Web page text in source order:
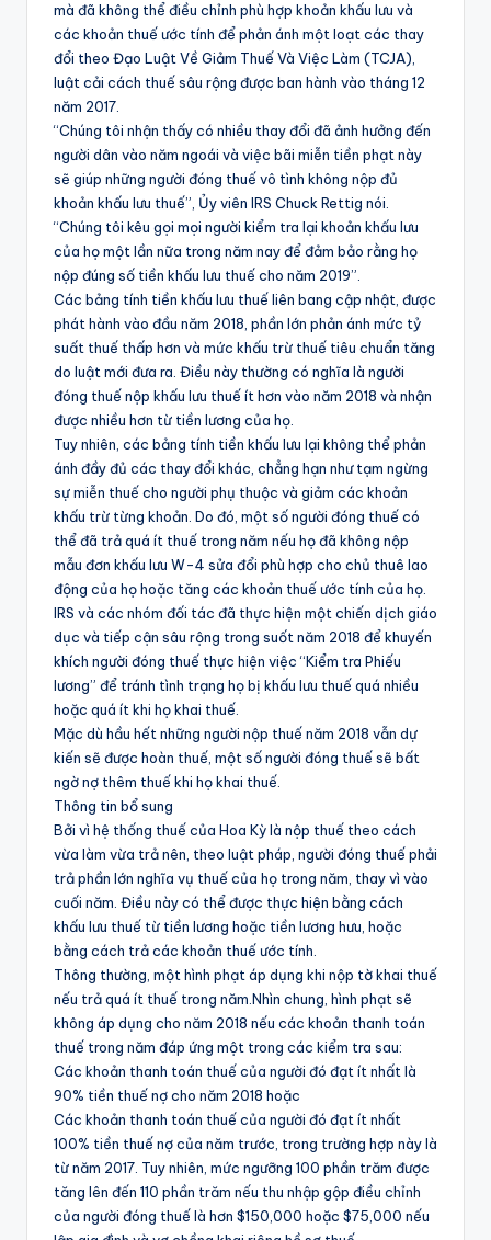
mà đã không thể điều chỉnh phù hợp khoản khấu lưu và
các khoản thuế ước tính để phản ánh một loạt các thay
đổi theo Đạo Luật Về Giảm Thuế Và Việc Làm (TCJA),
luật cải cách thuế sâu rộng được ban hành vào tháng 12
năm 2017.
“Chúng tôi nhận thấy có nhiều thay đổi đã ảnh hưởng đến
người dân vào năm ngoái và việc bãi miễn tiền phạt này
sẽ giúp những người đóng thuế vô tình không nộp đủ
khoản khấu lưu thuế”, Ủy viên IRS Chuck Rettig nói.
“Chúng tôi kêu gọi mọi người kiểm tra lại khoản khấu lưu
của họ một lần nữa trong năm nay để đảm bảo rằng họ
nộp đúng số tiền khấu lưu thuế cho năm 2019”.
Các bảng tính tiền khấu lưu thuế liên bang cập nhật, được
phát hành vào đầu năm 2018, phần lớn phản ánh mức tỷ
suất thuế thấp hơn và mức khấu trừ thuế tiêu chuẩn tăng
do luật mới đưa ra. Điều này thường có nghĩa là người
đóng thuế nộp khấu lưu thuế ít hơn vào năm 2018 và nhận
được nhiều hơn từ tiền lương của họ.
Tuy nhiên, các bảng tính tiền khấu lưu lại không thể phản
ánh đầy đủ các thay đổi khác, chẳng hạn như tạm ngừng
sự miễn thuế cho người phụ thuộc và giảm các khoản
khấu trừ từng khoản. Do đó, một số người đóng thuế có
thể đã trả quá ít thuế trong năm nếu họ đã không nộp
mẫu đơn khấu lưu W-4 sửa đổi phù hợp cho chủ thuê lao
động của họ hoặc tăng các khoản thuế ước tính của họ.
IRS và các nhóm đối tác đã thực hiện một chiến dịch giáo
dục và tiếp cận sâu rộng trong suốt năm 2018 để khuyến
khích người đóng thuế thực hiện việc “Kiểm tra Phiếu
lương” để tránh tình trạng họ bị khấu lưu thuế quá nhiều
hoặc quá ít khi họ khai thuế.
Mặc dù hầu hết những người nộp thuế năm 2018 vẫn dự
kiến sẽ được hoàn thuế, một số người đóng thuế sẽ bất
ngờ nợ thêm thuế khi họ khai thuế.
Thông tin bổ sung
Bởi vì hệ thống thuế của Hoa Kỳ là nộp thuế theo cách
vừa làm vừa trả nên, theo luật pháp, người đóng thuế phải
trả phần lớn nghĩa vụ thuế của họ trong năm, thay vì vào
cuối năm. Điều này có thể được thực hiện bằng cách
khấu lưu thuế từ tiền lương hoặc tiền lương hưu, hoặc
bằng cách trả các khoản thuế ước tính.
Thông thường, một hình phạt áp dụng khi nộp tờ khai thuế
nếu trả quá ít thuế trong năm.Nhìn chung, hình phạt sẽ
không áp dụng cho năm 2018 nếu các khoản thanh toán
thuế trong năm đáp ứng một trong các kiểm tra sau:
Các khoản thanh toán thuế của người đó đạt ít nhất là
90% tiền thuế nợ cho năm 2018 hoặc
Các khoản thanh toán thuế của người đó đạt ít nhất
100% tiền thuế nợ của năm trước, trong trường hợp này là
từ năm 2017. Tuy nhiên, mức ngưỡng 100 phần trăm được
tăng lên đến 110 phần trăm nếu thu nhập gộp điều chỉnh
của người đóng thuế là hơn $150,000 hoặc $75,000 nếu